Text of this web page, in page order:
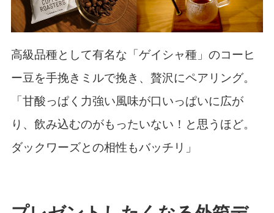
高級品種として有名な「ゲイシャ種」のコーヒ
ー豆を手挽きミルで挽き、贅沢にペアリング。
「甘酸っぱく力強い風味が口いっぱいに広が
り、飲み込むのがもったいない！と思うほど。
ダックワーズとの相性もバッチリ」